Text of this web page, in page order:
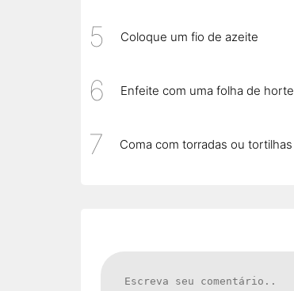
Coloque um fio de azeite
Enfeite com uma folha de
Coma com torradas ou tortilhas